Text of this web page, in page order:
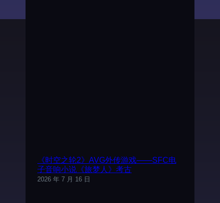
《时空之轮2》AVG外传游戏——SFC电
子音响小说《旅梦人》考古
2026 年 7 月 16 日